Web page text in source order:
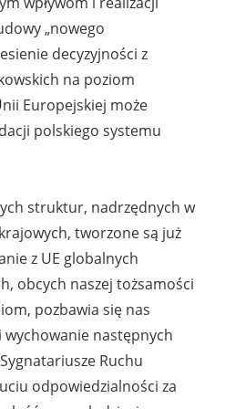
„nowego
decyzyjności z
na poziom
Europejskiej może
polskiego systemu
struktur, nadrzędnych w
tworzone są już
z UE globalnych
obcych naszej tożsamości
pozbawia się nas
wychowanie następnych
Ruchu
odpowiedzialności za